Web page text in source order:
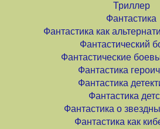
Триллер
Фантастика
Фантастика как
Фантастический
Фантастические
Фантастика
Фантастика
Фантастика
Фантастика о
Фантастика как